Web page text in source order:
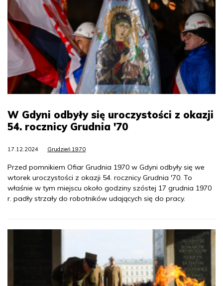
W Gdyni odbyły się uroczystości z okazji
54. rocznicy Grudnia '70
17.12.2024 Grudzień 1970
Przed pomnikiem Ofiar Grudnia 1970 w Gdyni odbyły się we
wtorek uroczystości z okazji 54. rocznicy Grudnia '70. To
właśnie w tym miejscu około godziny szóstej 17 grudnia 1970
r. padły strzały do robotników udających się do pracy.